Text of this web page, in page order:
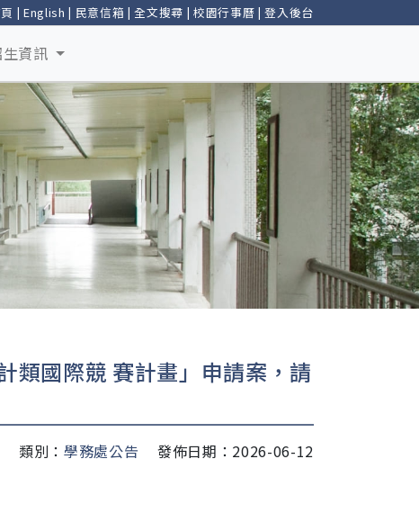
| English | 民意信箱 |全文搜尋 | 校園行事曆 |登入後台
資訊
類國際競 賽計畫」申請案，請
類別： 學務處公告 發佈日期：2026-06-12